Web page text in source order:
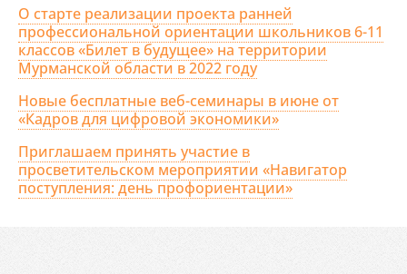
О старте реализации проекта ранней
профессиональной ориентации школьников 6-11
классов «Билет в будущее» на территории
Мурманской области в 2022 году
Новые бесплатные веб-семинары в июне от
«Кадров для цифровой экономики»
Приглашаем принять участие в
просветительском мероприятии «Навигатор
поступления: день профориентации»